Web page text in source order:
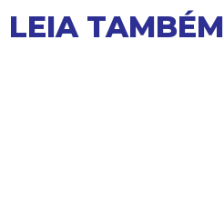
LEIA TAMBÉM